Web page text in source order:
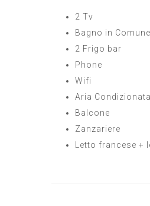
2 Tv
Bagno in Comune
2 Frigo bar
Phone
Wifi
Aria Condizionata
Balcone
Zanzariere
Letto francese +